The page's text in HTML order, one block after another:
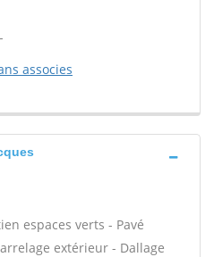
associes
espaces verts - Pavé
extérieur - Dallage